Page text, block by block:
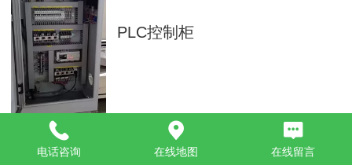
PLC控制柜
电话咨询 在线地图 在线留言